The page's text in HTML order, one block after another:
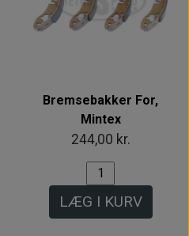
Bremsebakker For,
Mintex
244,00 kr.
LÆG I KURV